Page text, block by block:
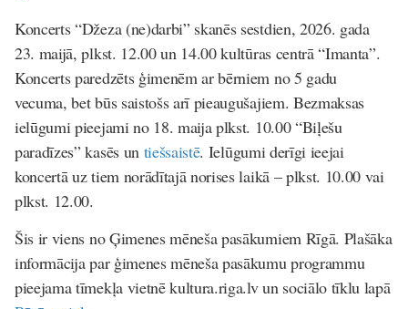
Koncerts “Džeza (ne)darbi” skanēs sestdien, 2026. gada
23. maijā, plkst. 12.00 un 14.00 kultūras centrā “Imanta”.
Koncerts paredzēts ģimenēm ar bērniem no 5 gadu
vecuma, bet būs saistošs arī pieaugušajiem. Bezmaksas
ielūgumi pieejami no 18. maija plkst. 10.00 “Biļešu
paradīzes” kasēs un tiešsaistē. Ielūgumi derīgi ieejai
koncertā uz tiem norādītajā norises laikā – plkst. 10.00 vai
plkst. 12.00.
Šis ir viens no Ģimenes mēneša pasākumiem Rīgā. Plašāka
informācija par ģimenes mēneša pasākumu programmu
pieejama tīmekļa vietnēkultura.riga.lvun sociālo tīklu lapā